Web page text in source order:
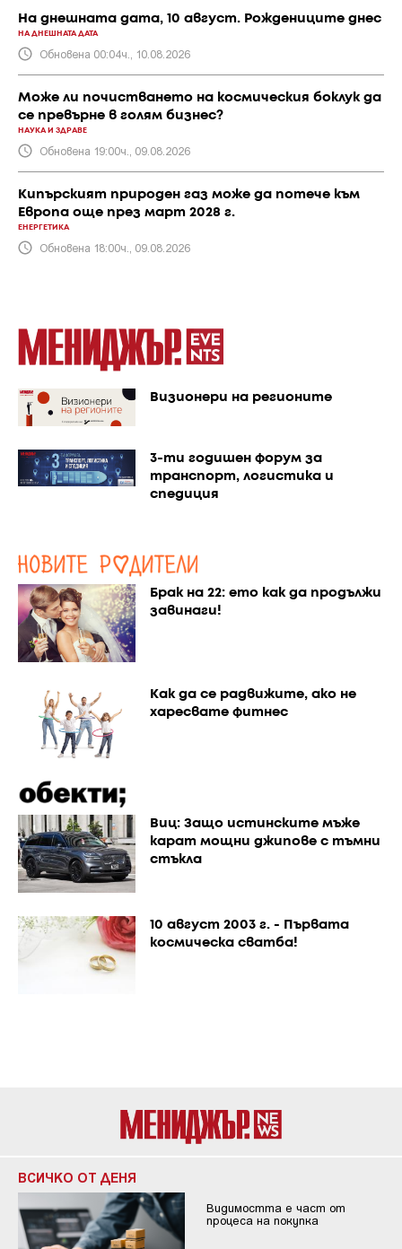
На днешната дата, 10 август. Рождениците днес
НА ДНЕШНАТА ДАТА
Обновена 00:04ч., 10.08.2026
Може ли почистването на космическия боклук да
се превърне в голям бизнес?
НАУКА И ЗДРАВЕ
Обновена 19:00ч., 09.08.2026
Кипърският природен газ може да потече към
Европа още през март 2028 г.
ЕНЕРГЕТИКА
Обновена 18:00ч., 09.08.2026
Визионери на регионите
3-ти годишен форум за
транспорт, логистика и
спедиция
Брак на 22: ето как да продължи
завинаги!
Как да се радвижите, ако не
харесвате фитнес
Виц: Защо истинските мъже
карат мощни джипове с тъмни
стъкла
10 август 2003 г. - Първата
космическа сватба!
ВСИЧКО ОТ ДЕНЯ
Видимостта е част от
процеса на покупка